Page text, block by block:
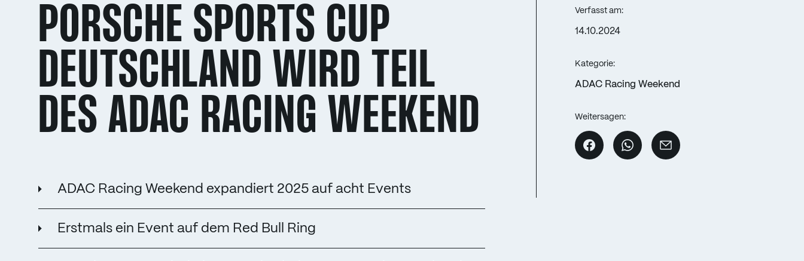
PORSCHE SPORTS CUP
DEUTSCHLAND WIRD TEIL
DES ADAC RACING WEEKEND
ADAC Racing Weekend expandiert 2025 auf acht Events
Erstmals ein Event auf dem Red Bull Ring
Verfasst am:
14.10.2024
Kategorie:
ADAC Racing Weekend
Weitersagen: